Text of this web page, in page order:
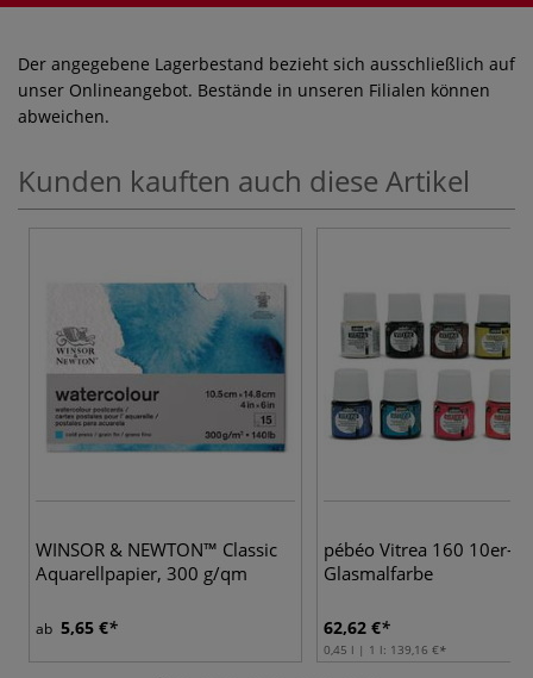
Der angegebene Lagerbestand bezieht sich ausschließlich auf
unser Onlineangebot. Bestände in unseren Filialen können
abweichen.
Kunden kauften auch diese Artikel
WINSOR & NEWTON™ Classic
Aquarellpapier, 300 g/qm
ab 5,65 €
pébéo Vitrea 160 10er-
Glasmalfarbe
62,62 €
0,45 l | 1 l: 139,16 €